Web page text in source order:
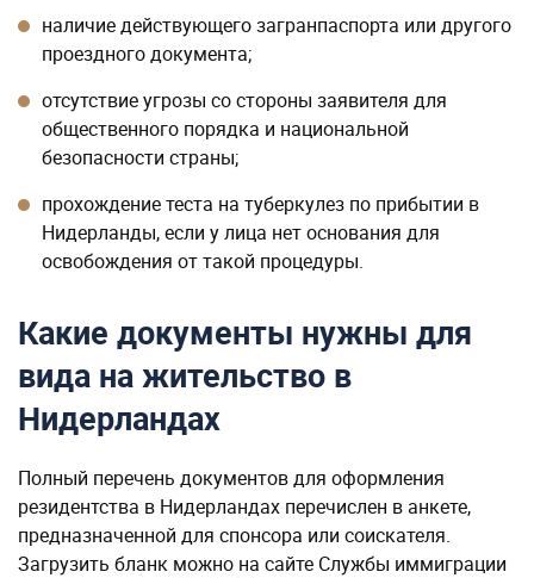
наличие действующего загранпаспорта или другого
проездного документа;
отсутствие угрозы со стороны заявителя для
общественного порядка и национальной
безопасности страны;
прохождение теста на туберкулез по прибытии в
Нидерланды, если у лица нет основания для
освобождения от такой процедуры.
Какие документы нужны для
вида на жительство в
Нидерландах
Полный перечень документов для оформления
резидентства в Нидерландах перечислен в анкете,
предназначенной для спонсора или соискателя.
Загрузить бланк можно на сайте Службы иммиграции